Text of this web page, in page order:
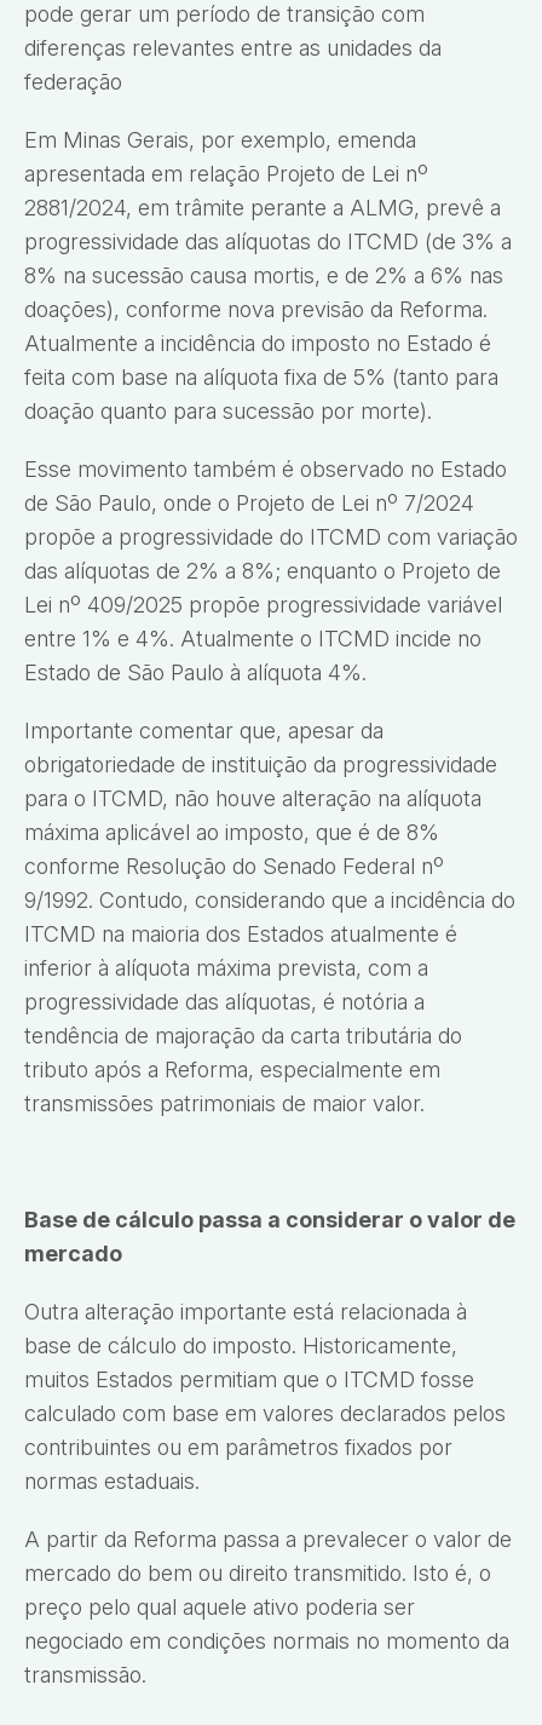
pode gerar um período de transição com
diferenças relevantes entre as unidades da
federação
Em Minas Gerais, por exemplo, emenda
apresentada em relação Projeto de Lei nº
2881/2024, em trâmite perante a ALMG, prevê a
progressividade das alíquotas do ITCMD (de 3% a
8% na sucessão causa mortis, e de 2% a 6% nas
doações), conforme nova previsão da Reforma.
Atualmente a incidência do imposto no Estado é
feita com base na alíquota fixa de 5% (tanto para
doação quanto para sucessão por morte).
Esse movimento também é observado no Estado
de São Paulo, onde o Projeto de Lei nº 7/2024
propõe a progressividade do ITCMD com variação
das alíquotas de 2% a 8%; enquanto o Projeto de
Lei nº 409/2025 propõe progressividade variável
entre 1% e 4%. Atualmente o ITCMD incide no
Estado de São Paulo à alíquota 4%.
Importante comentar que, apesar da
obrigatoriedade de instituição da progressividade
para o ITCMD, não houve alteração na alíquota
máxima aplicável ao imposto, que é de 8%
conforme Resolução do Senado Federal nº
9/1992. Contudo, considerando que a incidência do
ITCMD na maioria dos Estados atualmente é
inferior à alíquota máxima prevista, com a
progressividade das alíquotas, é notória a
tendência de majoração da carta tributária do
tributo após a Reforma, especialmente em
transmissões patrimoniais de maior valor.
Base de cálculo passa a considerar o valor de
mercado
Outra alteração importante está relacionada à
base de cálculo do imposto. Historicamente,
muitos Estados permitiam que o ITCMD fosse
calculado com base em valores declarados pelos
contribuintes ou em parâmetros fixados por
normas estaduais.
A partir da Reforma passa a prevalecer o valor de
mercado do bem ou direito transmitido. Isto é, o
preço pelo qual aquele ativo poderia ser
negociado em condições normais no momento da
transmissão.